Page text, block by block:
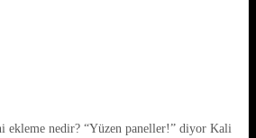
ekleme nedir? “Yüzen paneller!” diyor Kali